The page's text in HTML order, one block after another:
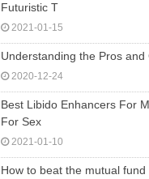
Futuristic T
2021-01-15
Understanding the Pros
2020-12-24
Best Libido Enhancers For
For Sex
2021-01-10
How to beat the mutual